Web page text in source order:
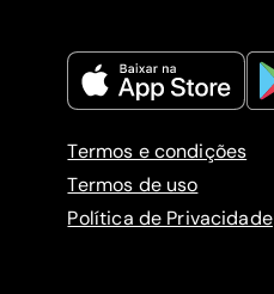
Termos e condições
Termos de uso
Política de Privacidade